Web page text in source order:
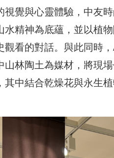
視覺與心靈體驗，中友
精神為底蘊，並以植
看的對話。與此同時
林陶土為媒材，將現
其中結合乾燥花與永生